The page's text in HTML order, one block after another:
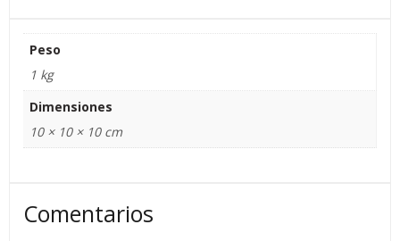
Peso
1 kg
Dimensiones
10 × 10 × 10 cm
Comentarios